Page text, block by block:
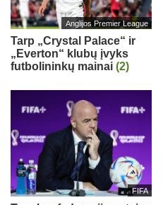
Anglijos Premier League
Tarp „Crystal Palace“ ir
„Everton“ klubų įvyks
futbolininkų mainai (2)
FIFA